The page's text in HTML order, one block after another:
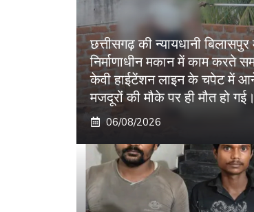
छत्तीसगढ़ की न्यायधानी
निर्माणाधीन मकान में काम करते
केवी हाईटेंशन लाइन के चपेट में
मजदूरों की मौके पर ही मौत हो गई।
06/08/2026